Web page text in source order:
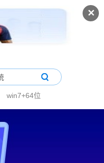
✕
win7+64位